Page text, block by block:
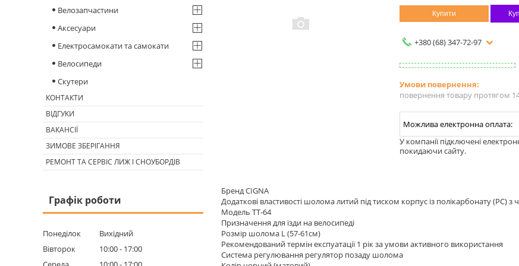
Купити
+380 (68) 347-72-97
повернення товару протягом
У компанії підключені
покидаючи сайту.
Бренд CIGNA
Додаткові властивості шолома литий під тиском корпус із полікарбонату (PC)
Модель TT-64
Призначення для їзди на велосипеді
Розмір шолома L (57-61см)
Рекомендований термін експуатації 1 рік за умови активного використання
Система регулювання регулятор позаду шолома
Велозапчастини
Аксесуари
Електросамокати та самокати
Велосипеди
Скутери
КОНТАКТИ
ВІДГУКИ
ВАКАНСІЇ
ЗИМОВЕ ЗБЕРІГАННЯ
РЕМОНТ ТА СЕРВІС ЛИЖ І СНОУБОРДІВ
Графік роботи
Понеділок
Вихідний
Вівторок
10:00
17:00